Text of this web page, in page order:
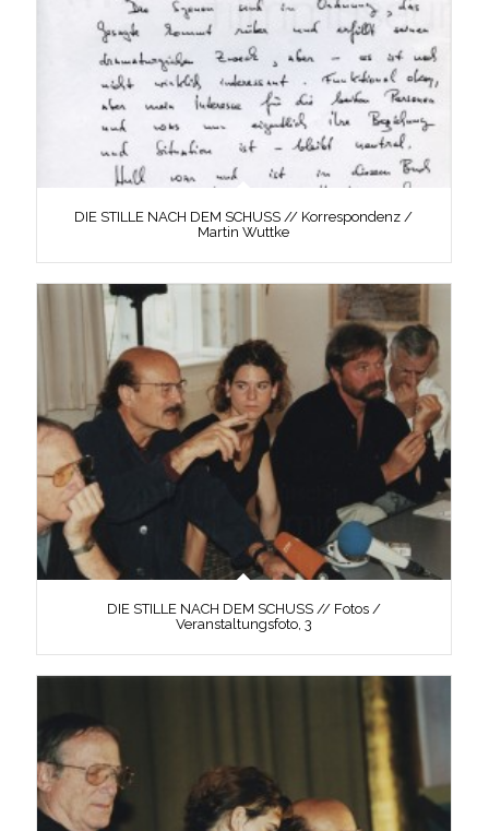
DIE STILLE NACH DEM SCHUSS // Korrespondenz /
Martin Wuttke
DIE STILLE NACH DEM SCHUSS // Fotos /
Veranstaltungsfoto, 3